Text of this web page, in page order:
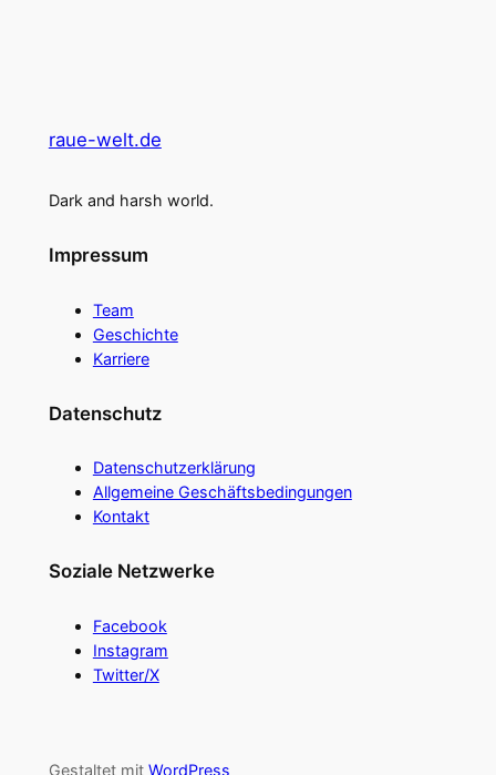
raue-welt.de
Dark and harsh world.
Impressum
Team
Geschichte
Karriere
Datenschutz
Datenschutzerklärung
Allgemeine Geschäftsbedingungen
Kontakt
Soziale Netzwerke
Facebook
Instagram
Twitter/X
Gestaltet mit WordPress